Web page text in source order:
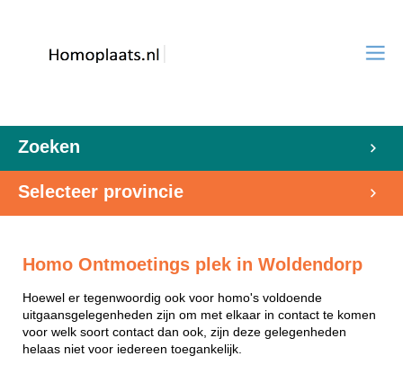
Zoeken
Selecteer provincie
Homo Ontmoetings plek in Woldendorp
Hoewel er tegenwoordig ook voor homo's voldoende
uitgaansgelegenheden zijn om met elkaar in contact te komen
voor welk soort contact dan ook, zijn deze gelegenheden
helaas niet voor iedereen toegankelijk.